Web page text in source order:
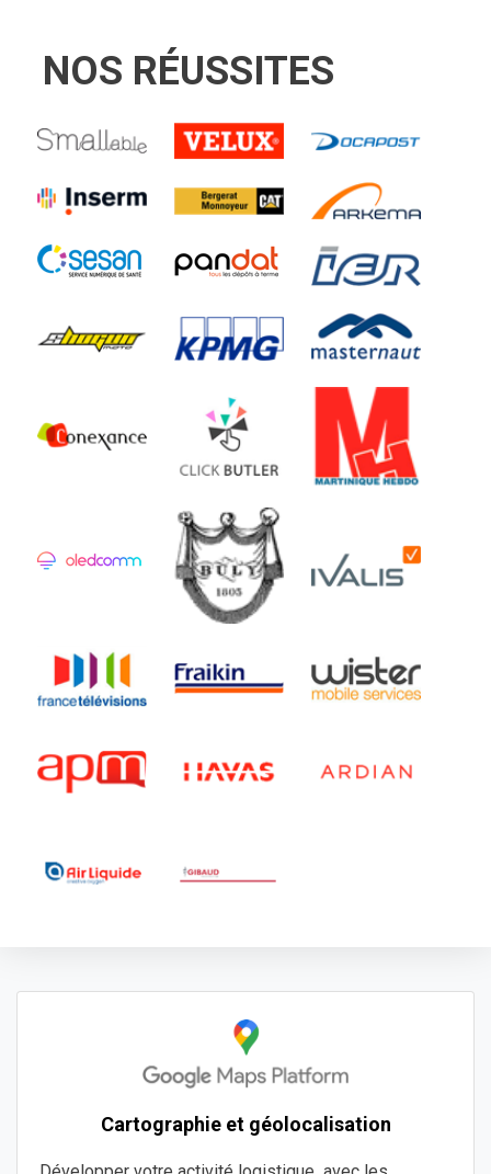
NOS RÉUSSITES
Cartographie et géolocalisation